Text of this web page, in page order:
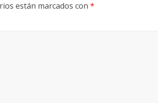
están marcados con *